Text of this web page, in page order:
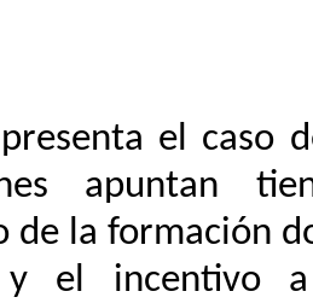
el caso
apuntan
de la formación
y el incentivo